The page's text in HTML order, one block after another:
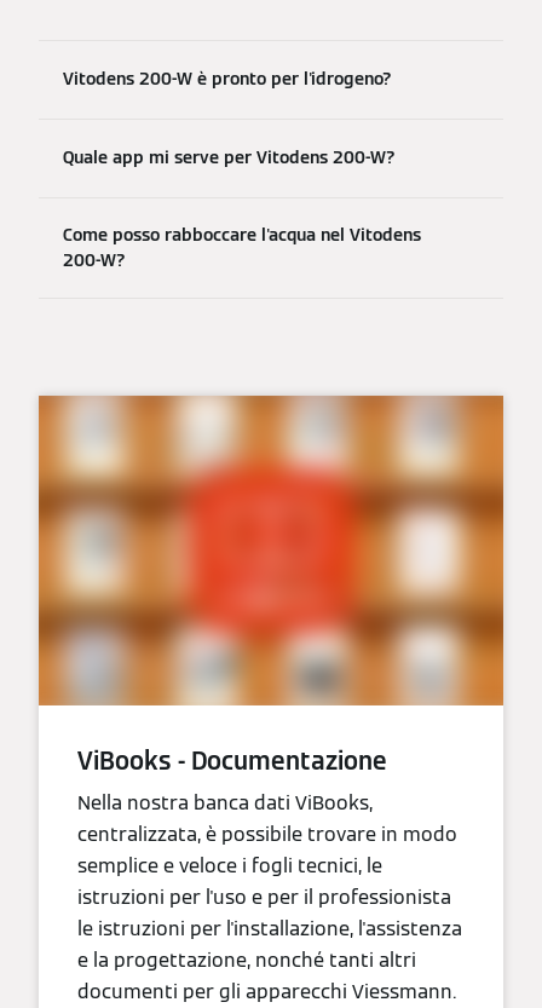
Vitodens 200-W è pronto per l'idrogeno?
Quale app mi serve per Vitodens 200-W?
Come posso rabboccare l'acqua nel Vitodens
200-W?
ViBooks - Documentazione
Nella nostra banca dati ViBooks,
centralizzata, è possibile trovare in modo
semplice e veloce i fogli tecnici, le
istruzioni per l'uso e per il professionista
le istruzioni per l'installazione, l'assistenza
e la progettazione, nonché tanti altri
documenti per gli apparecchi Viessmann.